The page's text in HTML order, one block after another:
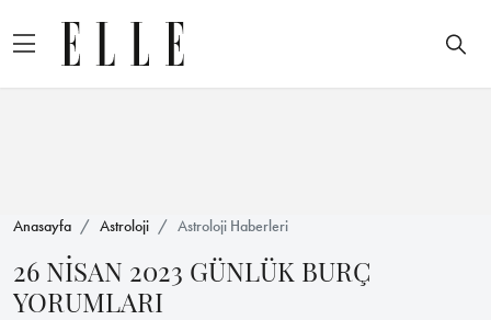
Anasayfa Astroloji Astroloji Haberleri
26 NİSAN 2023 GÜNLÜK BURÇ
YORUMLARI